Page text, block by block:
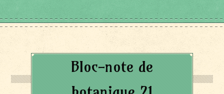
Bloc-note de